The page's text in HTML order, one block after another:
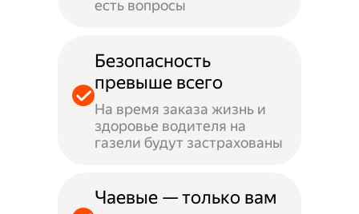
есть вопросы
Безопасность
превыше всего
На время заказа жизнь и
здоровье водителя на
газели будут застрахованы
Чаевые — только вам